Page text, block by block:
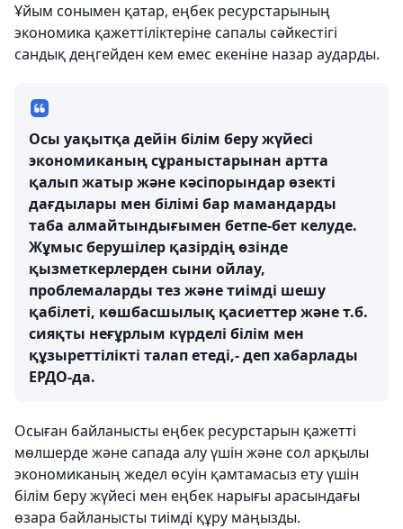
Ұйым сонымен қатар, еңбек ресурстарының
экономика қажеттіліктеріне сапалы сәйкестігі
сандық деңгейден кем емес екеніне назар аударды.
Осы уақытқа дейін білім беру жүйесі
экономиканың сұраныстарынан артта
қалып жатыр және кәсіпорындар өзекті
дағдылары мен білімі бар мамандарды
таба алмайтындығымен бетпе-бет келуде.
Жұмыс берушілер қазірдің өзінде
қызметкерлерден сыни ойлау,
проблемаларды тез және тиімді шешу
қабілеті, көшбасшылық қасиеттер және т.б.
сияқты неғұрлым күрделі білім мен
құзыреттілікті талап етеді,- деп хабарлады
ЕРДО-да.
Осыған байланысты еңбек ресурстарын қажетті
мөлшерде және сапада алу үшін және сол арқылы
экономиканың жедел өсуін қамтамасыз ету үшін
білім беру жүйесі мен еңбек нарығы арасындағы
өзара байланысты тиімді құру маңызды.